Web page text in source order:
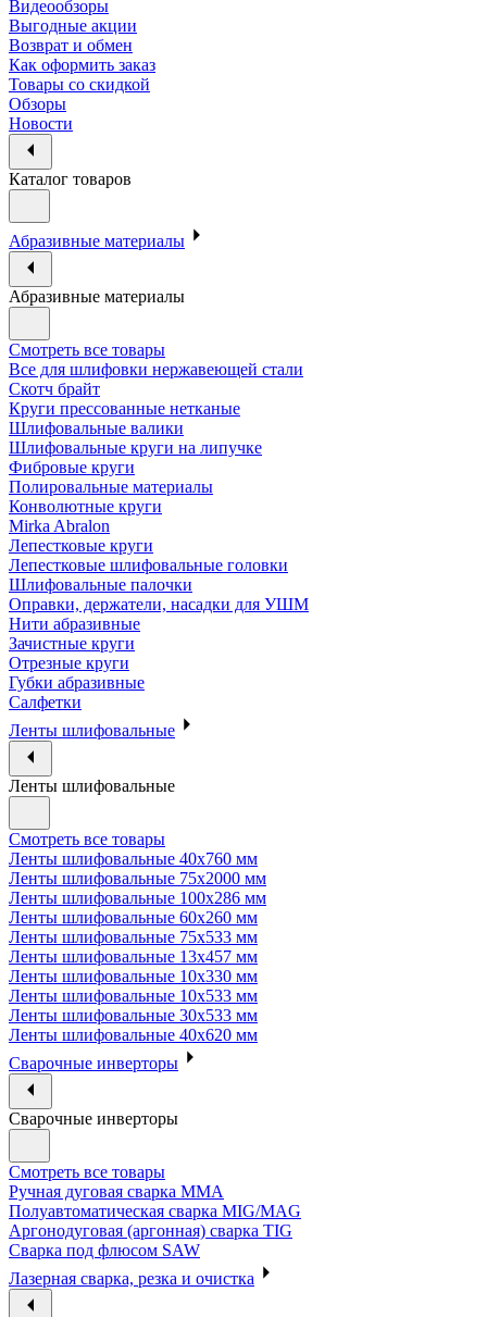
Видеообзоры
Выгодные акции
Возврат и обмен
Как оформить заказ
Товары со скидкой
Обзоры
Новости
Каталог товаров
Абразивные материалы
Абразивные материалы
Смотреть все товары
Все для шлифовки нержавеющей стали
Скотч брайт
Круги прессованные нетканые
Шлифовальные валики
Шлифовальные круги на липучке
Фибровые круги
Полировальные материалы
Конволютные круги
Mirka Abralon
Лепестковые круги
Лепестковые шлифовальные головки
Шлифовальные палочки
Оправки, держатели, насадки для УШМ
Нити абразивные
Зачистные круги
Отрезные круги
Губки абразивные
Салфетки
Ленты шлифовальные
Ленты шлифовальные
Смотреть все товары
Ленты шлифовальные 40х760 мм
Ленты шлифовальные 75х2000 мм
Ленты шлифовальные 100х286 мм
Ленты шлифовальные 60х260 мм
Ленты шлифовальные 75х533 мм
Ленты шлифовальные 13х457 мм
Ленты шлифовальные 10х330 мм
Ленты шлифовальные 10х533 мм
Ленты шлифовальные 30х533 мм
Ленты шлифовальные 40х620 мм
Сварочные инверторы
Сварочные инверторы
Смотреть все товары
Ручная дуговая сварка MMA
Полуавтоматическая сварка MIG/MAG
Аргонодуговая (аргонная) сварка TIG
Сварка под флюсом SAW
Лазерная сварка, резка и очистка